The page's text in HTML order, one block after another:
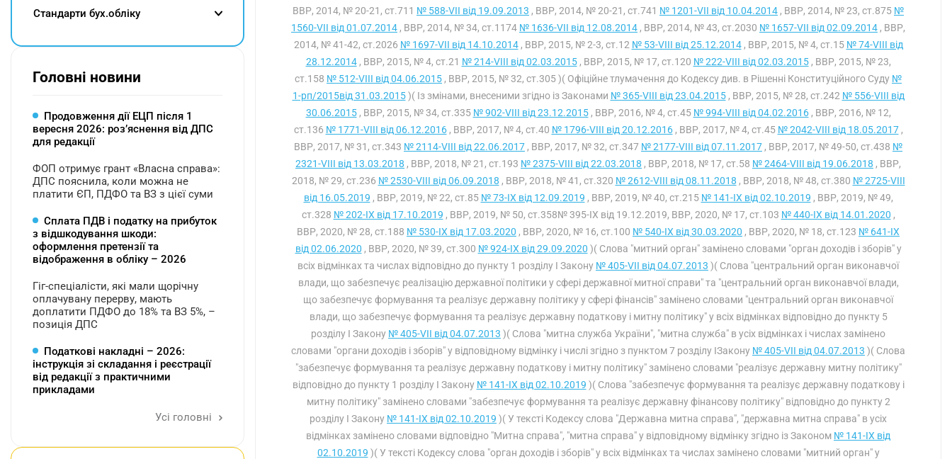
ВВР, 2014, № 20-21, ст.711 № 588-VII від 19.09.2013 , ВВР, 2014, № 20-21, ст.741 № 1201-VII від 10.04.2014 , ВВР, 2014, № 23, ст.875 №
1560-VII від 01.07.2014 , ВВР, 2014, № 34, ст.1174 № 1636-VII від 12.08.2014 , ВВР, 2014, № 43, ст.2030 № 1657-VII від 02.09.2014 , ВВР,
2014, № 41-42, ст.2026 № 1697-VII від 14.10.2014, ВВР, 2015, № 2-3, ст.12 № 53-VIII від 25.12.2014, ВВР, 2015, № 4, ст.15 № 74-VIII від
28.12.2014, ВВР, 2015, № 4, ст.21 № 214-VIII від 02.03.2015, ВВР, 2015, № 17, ст.120 № 222-VIII від 02.03.2015, ВВР, 2015, № 23,
ст.158 № 512-VIII від 04.06.2015 , ВВР, 2015, № 32, ст.305 )( Офіційне тлумачення до Кодексу див. в Рішенні Конституційного Суду №
1-рп/2015від 31.03.2015)( Із змінами, внесеними згідно із Законами № 365-VIII від 23.04.2015, ВВР, 2015, № 28, ст.242 № 556-VIII від
30.06.2015, ВВР, 2015, № 34, ст.335 № 902-VIII від 23.12.2015, ВВР, 2016, № 4, ст.45 № 994-VIII від 04.02.2016, ВВР, 2016, № 12,
ст.136 № 1771-VIII від 06.12.2016, ВВР, 2017, № 4, ст.40 № 1796-VIII від 20.12.2016, ВВР, 2017, № 4, ст.45 № 2042-VIII від 18.05.2017,
ВВР, 2017, № 31, ст.343 № 2114-VIII від 22.06.2017 , ВВР, 2017, № 32, ст.347 № 2177-VIII від 07.11.2017 , ВВР, 2017, № 49-50, ст.438 №
2321-VIII від 13.03.2018 , ВВР, 2018, № 21, ст.193 № 2375-VIII від 22.03.2018 , ВВР, 2018, № 17, ст.58 № 2464-VIII від 19.06.2018 , ВВР,
2018, № 29, ст.236 № 2530-VIII від 06.09.2018 , ВВР, 2018, № 41, ст.320 № 2612-VIII від 08.11.2018 , ВВР, 2018, № 48, ст.380 № 2725-VIII
від 16.05.2019 , ВВР, 2019, № 22, ст.85 № 73-IX від 12.09.2019 , ВВР, 2019, № 40, ст.215 № 141-IX від 02.10.2019 , ВВР, 2019, № 49,
ст.328 № 202-IX від 17.10.2019 , ВВР, 2019, № 50, ст.358№ 395-IX від 19.12.2019, ВВР, 2020, № 17, ст.103 № 440-IX від 14.01.2020 ,
ВВР, 2020, № 28, ст.188 № 530-IX від 17.03.2020 , ВВР, 2020, № 16, ст.100 № 540-IX від 30.03.2020 , ВВР, 2020, № 18, ст.123 № 641-IX
від 02.06.2020 , ВВР, 2020, № 39, ст.300 № 924-IX від 29.09.2020 )( Слова "митний орган" замінено словами "орган доходів і зборів" у
всіх відмінках та числах відповідно до пункту 1 розділу I Закону № 405-VII від 04.07.2013 )( Слова "центральний орган виконавчої
влади, що забезпечує реалізацію державної політики у сфері державної митної справи" та "центральний орган виконавчої влади,
що забезпечує формування та реалізує державну політику у сфері фінансів" замінено словами "центральний орган виконавчої
влади, що забезпечує формування та реалізує державну податкову і митну політику" у всіх відмінках відповідно до пункту 5
розділу I Закону № 405-VII від 04.07.2013 )( Слова "митна служба України", "митна служба" в усіх відмінках і числах замінено
словами "органи доходів і зборів" у відповідному відмінку і числі згідно з пунктом 7 розділу IЗакону № 405-VII від 04.07.2013 )( Слова
"забезпечує формування та реалізує державну податкову і митну політику" замінено словами "реалізує державну митну політику"
відповідно до пункту 1 розділу I Закону № 141-IX від 02.10.2019 )( Слова "забезпечує формування та реалізує державну податкову і
митну політику" замінено словами "забезпечує формування та реалізує державну фінансову політику" відповідно до пункту 2
розділу I Закону № 141-IX від 02.10.2019 )( У тексті Кодексу слова "Державна митна справа", "державна митна справа" в усіх
відмінках замінено словами відповідно "Митна справа", "митна справа" у відповідному відмінку згідно із Законом № 141-IX від
02.10.2019 )( У тексті Кодексу слова "орган доходів і зборів" у всіх відмінках та числах замінено словами "митний орган" у
Cтандарти бух.обліку
Головні новини
Продовження дії ЕЦП після 1
вересня 2026: розʼяснення від ДПС
для редакції
ФОП отримує грант «Власна справа»:
ДПС пояснила, коли можна не
платити ЄП, ПДФО та ВЗ з цієї суми
Сплата ПДВ і податку на прибуток
з відшкодування шкоди:
оформлення претензії та
відображення в обліку – 2026
Гіг-спеціалісти, які мали щорічну
оплачувану перерву, мають
доплатити ПДФО до 18% та ВЗ 5%, –
позиція ДПС
Податкові накладні – 2026:
інструкція зі складання і реєстрації
від редакції з практичними
прикладами
Усі головні